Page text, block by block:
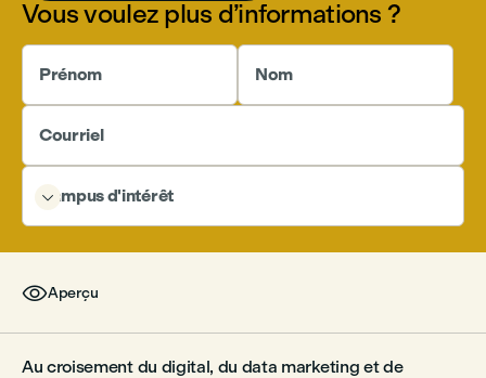
Vous voulez plus d’informations ?
Prénom Nom
Courriel
Campus d'intérêt

Aperçu
Au croisement du digital, du data marketing et de